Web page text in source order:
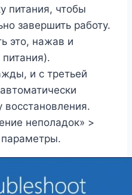
питания, чтобы
завершить работу.
это, нажав и
и с третьей
восстановления.
неполадок» >